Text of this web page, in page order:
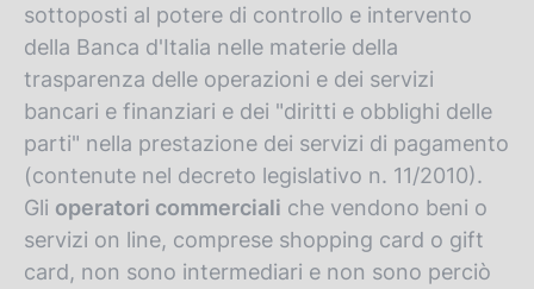
sottoposti al potere di controllo e intervento
della Banca d'Italia nelle materie della
trasparenza delle operazioni e dei servizi
bancari e finanziari e dei "diritti e obblighi delle
parti" nella prestazione dei servizi di pagamento
(contenute nel decreto legislativo n. 11/2010).
Gli operatori commerciali che vendono beni o
servizi on line, comprese shopping card o gift
card, non sono intermediari e non sono perciò